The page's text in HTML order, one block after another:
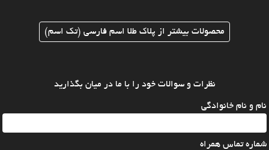
محصولات بیشتر از پلاک طلا اسم فارسی (تک اسم)
نظرات و سوالات خود را با ما در میان بگذارید
نام و نام خانوادگی
شماره تماس همراه